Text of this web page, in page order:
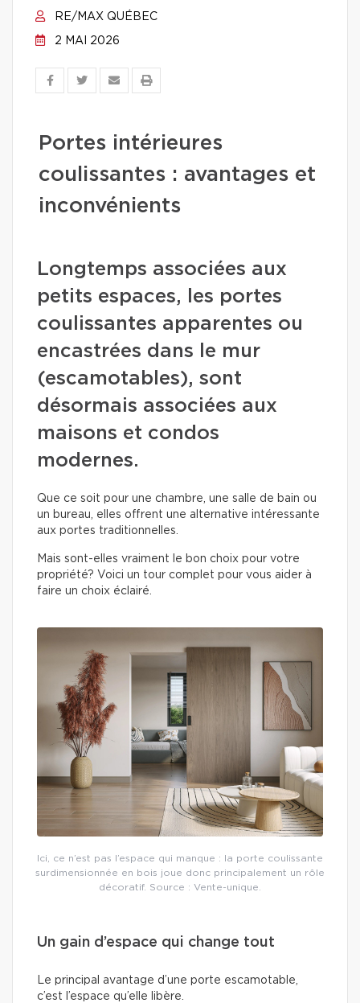
RE/MAX QUÉBEC
2 MAI 2026
Portes intérieures
coulissantes : avantages et
inconvénients
Longtemps associées aux
petits espaces, les portes
coulissantes apparentes ou
encastrées dans le mur
(escamotables), sont
désormais associées aux
maisons et condos
modernes.
Que ce soit pour une chambre, une salle de bain ou
un bureau, elles offrent une alternative intéressante
aux portes traditionnelles.
Mais sont-elles vraiment le bon choix pour votre
propriété? Voici un tour complet pour vous aider à
faire un choix éclairé.
Ici, ce n’est pas l’espace qui manque : la porte coulissante
surdimensionnée en bois joue donc principalement un rôle
décoratif. Source : Vente-unique.
Un gain d’espace qui change tout
Le principal avantage d’une porte escamotable,
c’est l’espace qu’elle libère.